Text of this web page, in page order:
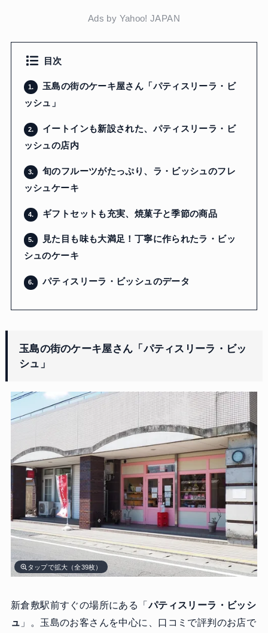
Ads by Yahoo! JAPAN
目次
1.
玉島の街のケーキ屋さん「パティスリーラ・ビ
ッシュ」
2.
イートインも新設された、パティスリーラ・ビ
ッシュの店内
3.
旬のフルーツがたっぷり、ラ・ビッシュのフレ
ッシュケーキ
4. ギフトセットも充実、焼菓子と季節の商品
5.
見た目も味も大満足！丁寧に作られたラ・ビッ
シュのケーキ
6. パティスリーラ・ビッシュのデータ
玉島の街のケーキ屋さん「パティスリーラ・ビッ
シュ」
タップで拡大（全39枚）
新倉敷駅前すぐの場所にある「パティスリーラ・ビッシ
ュ 」。玉島のお客さんを中心に、口コミで評判のお店で